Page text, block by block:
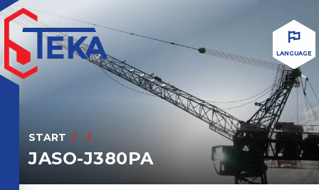
LANGUAGE
START
JASO-J380PA